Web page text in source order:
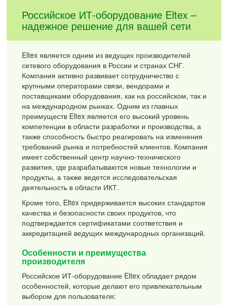
Российское ИТ-оборудование Eltex –
надежное решение для вашей сети
Eltex является одним из ведущих производителей
сетевого оборудования в России и странах СНГ.
Компания активно развивает сотрудничество с
крупными операторами связи, вендорами и
поставщиками оборудования, как на российском, так и
на международном рынках. Одним из главных
преимуществ Eltex является его высокий уровень
компетенции в области разработки и производства, а
также способность быстро реагировать на изменения
требований рынка и потребностей клиентов. Компания
имеет собственный центр научно-технического
развития, где разрабатываются новые технологии и
продукты, а также ведется исследовательская
деятельность в области ИКТ.
Кроме того, Eltex придерживается высоких стандартов
качества и безопасности своих продуктов, что
подтверждается сертификатами соответствия и
аккредитацией ведущих международных организаций.
Особенности и преимущества
производителя
Российское ИТ-оборудование Eltex обладает рядом
особенностей, которые делают его привлекательным
выбором для пользователя: